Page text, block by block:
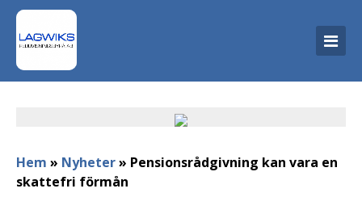
Hem » Nyheter» Pensionsrådgivning kan vara en
skattefri förmån